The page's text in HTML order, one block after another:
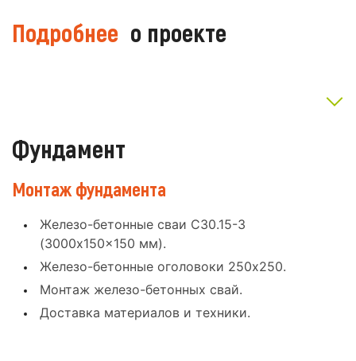
Подробнее о проекте
Фундамент
Монтаж фундамента
Железо-бетонные сваи С30.15-3
(3000x150x150 мм).
Железо-бетонные оголовоки 250x250.
Монтаж железо-бетонных свай.
Доставка материалов и техники.